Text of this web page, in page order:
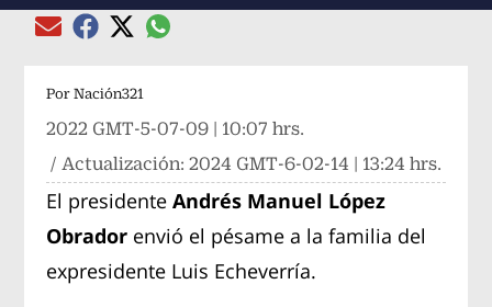
Compartir el artículo actual mediante Email
Compartir el artículo actual mediante Facebook
Compartir el artículo actual mediante Twitter
Compartir el artículo actual mediante
Por Nación321
2022 GMT-5-07-09 | 10:07 hrs.
/ Actualización:2024 GMT-6-02-14 | 13:24 hrs.
El presidenteAndrés Manuel López
Obrador envió el pésame a la familia del
expresidente Luis Echeverría.